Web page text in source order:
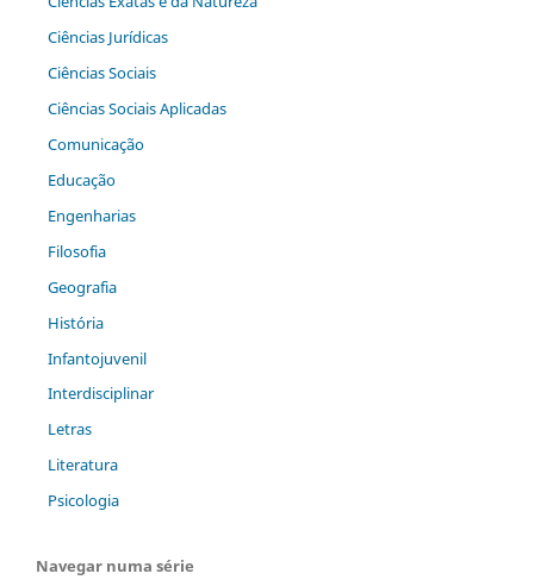
Ciências Jurídicas
Ciências Sociais
Ciências Sociais Aplicadas
Comunicação
Educação
Engenharias
Filosofia
Geografia
História
Infantojuvenil
Interdisciplinar
Letras
Literatura
Psicologia
Navegar numa série